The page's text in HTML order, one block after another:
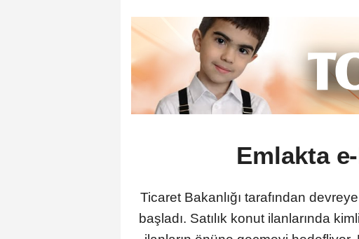
Emlakta
Ticaret Bakanlığı tarafından
başladı. Satılık konut ilanlarında